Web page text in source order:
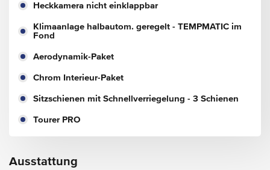
Heckkamera nicht einklappbar
Klimaanlage halbautom. geregelt - TEMPMATIC im
Fond
Aerodynamik-Paket
Chrom Interieur-Paket
Sitzschienen mit Schnellverriegelung - 3 Schienen
Tourer PRO
Ausstattung